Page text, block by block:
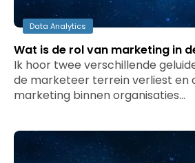
Data Analytics
Wat is de rol van marketing in
Ik hoor twee verschillende
de marketeer terrein verliest en
marketing binnen organisaties…